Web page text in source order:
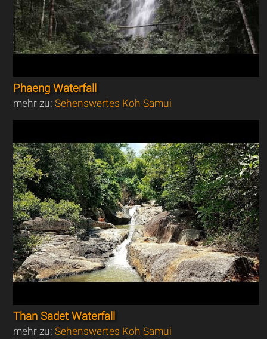
Phaeng Waterfall
mehr zu:Sehenswertes Koh Samui
Than Sadet Waterfall
mehr zu:Sehenswertes Koh Samui